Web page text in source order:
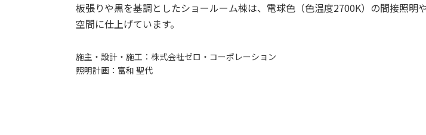
板張りや黒を基調としたショールーム棟は、電球色（色温度2700K）の間接照
空間に仕上げています。
施主・設計・施工： 株式会社ゼロ・コーポレーション
照明計画： 富和 聖代